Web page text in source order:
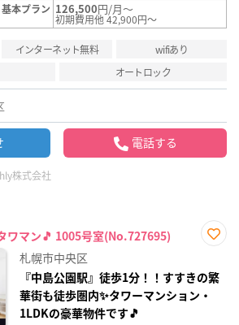
本プラン 126,500円/月～
初期費用他 42,900円～
インターネット無料
wifiあり
オートロック
電話する
株式会社
ワマン🎵 1005号室(No.727695)
り登
録
札幌市中央区
『中島公園駅』徒歩1分！！すすきの繁
華街も徒歩圏内✨タワーマンション・
1LDKの豪華物件です🎵